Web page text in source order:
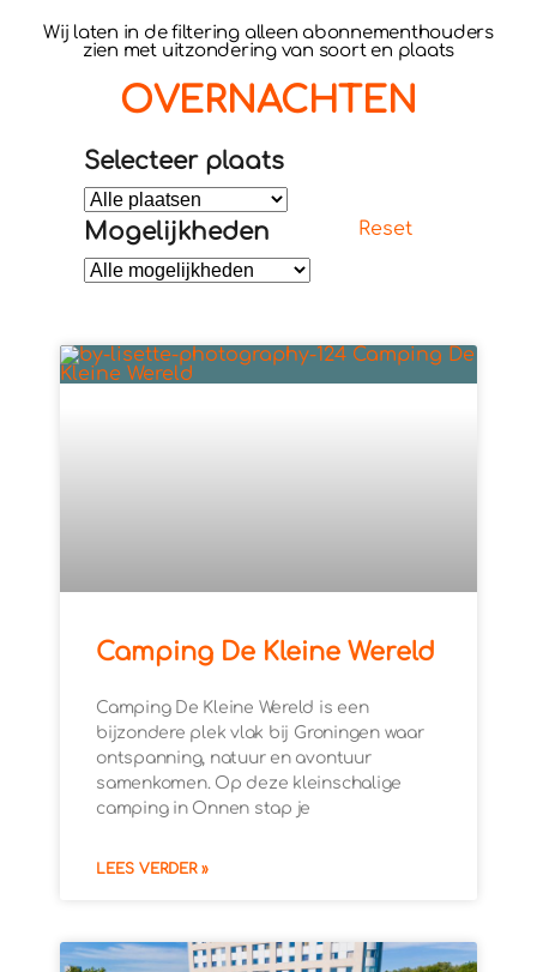
Wij laten in de filtering alleen abonnementhouders
zien met uitzondering van soort en plaats
OVERNACHTEN
Selecteer plaats
Mogelijkheden Reset
Camping De Kleine Wereld
Camping De Kleine Wereld is een
bijzondere plek vlak bij Groningen waar
ontspanning, natuur en avontuur
samenkomen. Op deze kleinschalige
camping in Onnen stap je
LEES VERDER »